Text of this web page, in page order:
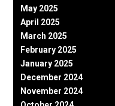
May 2025
April 2025
March 2025
February 2025
January 2025
December 2024
November 2024